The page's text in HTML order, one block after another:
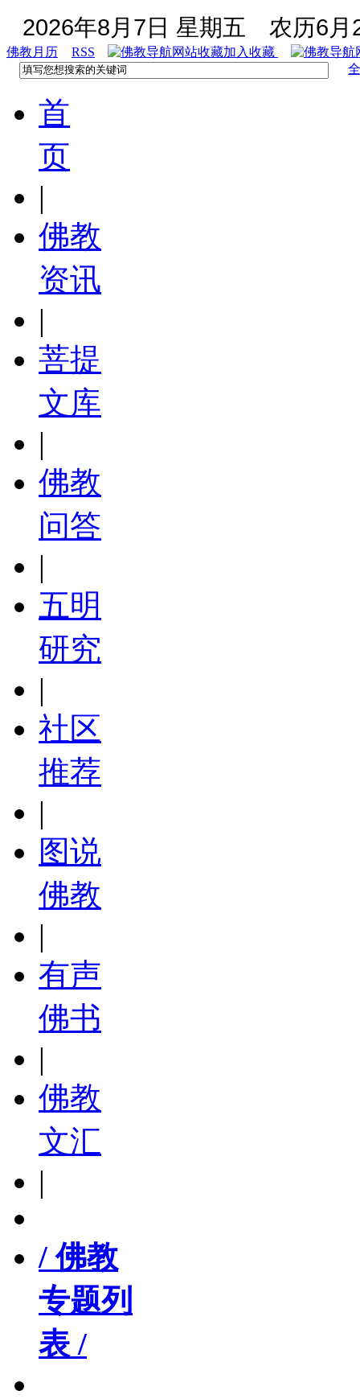
2026年8月7日 星期五 农历6月
佛教月历 RSS
加入收藏
首
页
|
佛教
资讯
|
菩提
文库
|
佛教
问答
|
五明
研究
|
社区
推荐
|
图说
佛教
|
有声
佛书
|
佛教
文汇
|
/ 佛教
专题列
表 /